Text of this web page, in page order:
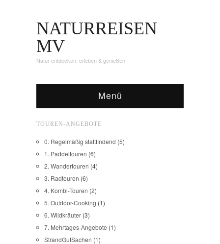
NATURREISEN
MV
Natur entdecken, erleben & genießen
Menü
TOUREN-ANGEBOTE
0. Regelmäßig stattfindend (5)
1. Paddeltouren (6)
2. Wandertouren (4)
3. Radtouren (6)
4. Kombi-Touren (2)
5. Outdoor-Cooking (1)
6. Wildkräuter (3)
7. Mehrtages-Angebote (1)
StrandGutSachen (1)